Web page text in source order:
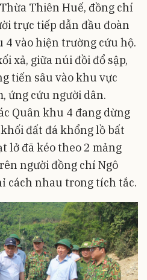
Thiên Huế, đồng chí
trực tiếp dẫn đầu đoàn
4 vào hiện trường cứu hộ.
xả, giữa núi đồi đổ sập,
tiến sâu vào khu vực
ứng cứu người dân.
Quân khu 4 đang dừng
đất đá khổng lồ bất
lở đã kéo theo 2 mảng
người đồng chí Ngô
cách nhau trong tích tắc.